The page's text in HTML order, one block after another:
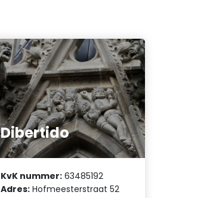
Dibertido
KvK nummer: 63485192
Adres: Hofmeesterstraat 52